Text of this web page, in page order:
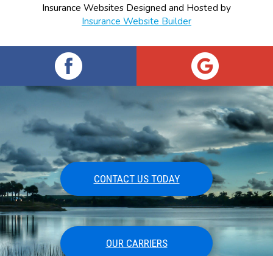
Insurance Websites Designed and Hosted by
Insurance Website Builder
CONTACT US TODAY
OUR CARRIERS